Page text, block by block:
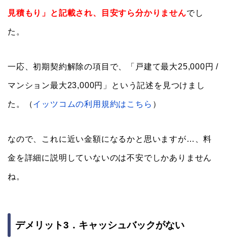
見積もり」と記載され、目安すら分かりませんでし
た。
一応、初期契約解除の項目で、「戸建て最大25,000円 /
マンション最大23,000円」という記述を見つけまし
た。（イッツコムの利用規約はこちら ）
なので、これに近い金額になるかと思いますが…、料
金を詳細に説明していないのは不安でしかありません
ね。
デメリット3．キャッシュバックがない